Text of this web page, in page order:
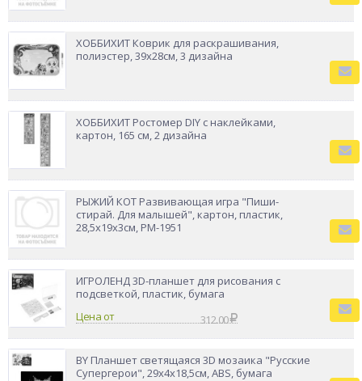
ХОББИХИТ Коврик для раскрашивания,
полиэстер, 39x28см, 3 дизайна
ХОББИХИТ Ростомер DIY с наклейками,
картон, 165 см, 2 дизайна
РЫЖИЙ КОТ Развивающая игра "Пиши-
стирай. Для малышей", картон, пластик,
28,5х19х3см, РМ-1951
ИГРОЛЕНД 3D-планшет для рисования с
подсветкой, пластик, бумага
Цена от
312.00
BY Планшет светящаяся 3D мозаика "Русские
Супергерои", 29х4х18,5см, ABS, бумага